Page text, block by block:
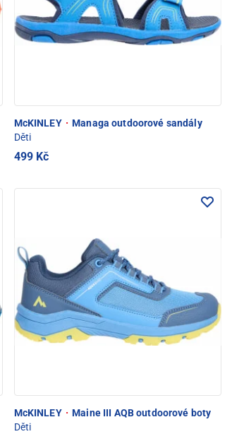
McKINLEY · Managa outdoorové sandály
Děti
499 Kč
McKINLEY · Maine III AQB outdoorové boty
Děti